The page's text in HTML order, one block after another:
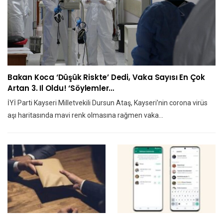
Bakan Koca ‘düşük Riskte’ Dedi, Vaka Sayısı En Çok
Artan 3. Il Oldu! ‘Söylemler…
İYİ Parti Kayseri Milletvekili Dursun Ataş, Kayseri’nin corona virüs
aşı haritasında mavi renk olmasına rağmen vaka…